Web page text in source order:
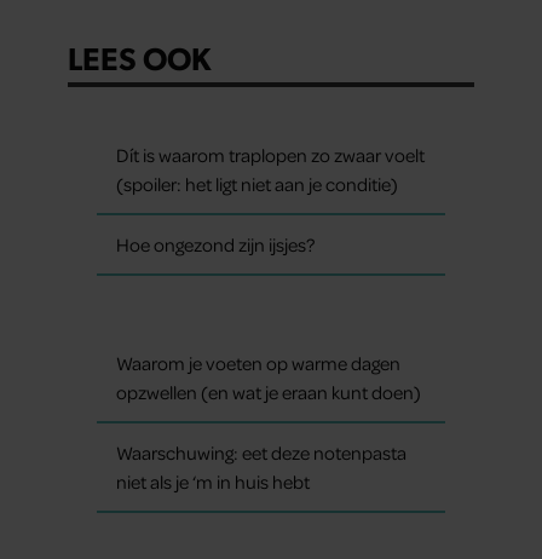
LEES OOK
Dít is waarom traplopen zo zwaar voelt
(spoiler: het ligt niet aan je conditie)
Hoe ongezond zijn ijsjes?
Waarom je voeten op warme dagen
opzwellen (en wat je eraan kunt doen)
Waarschuwing: eet deze notenpasta
niet als je ‘m in huis hebt